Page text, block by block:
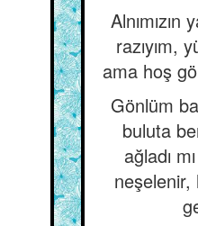
Alnımızın
razıyım,
ama hoş
Gönlüm
buluta
ağladı